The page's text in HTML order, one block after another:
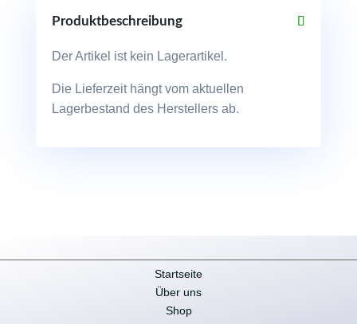
MengeProduktbeschreibung
Der Artikel ist kein Lagerartikel.
Die Lieferzeit hängt vom aktuellen
Lagerbestand des Herstellers ab.
Startseite
Über uns
Shop